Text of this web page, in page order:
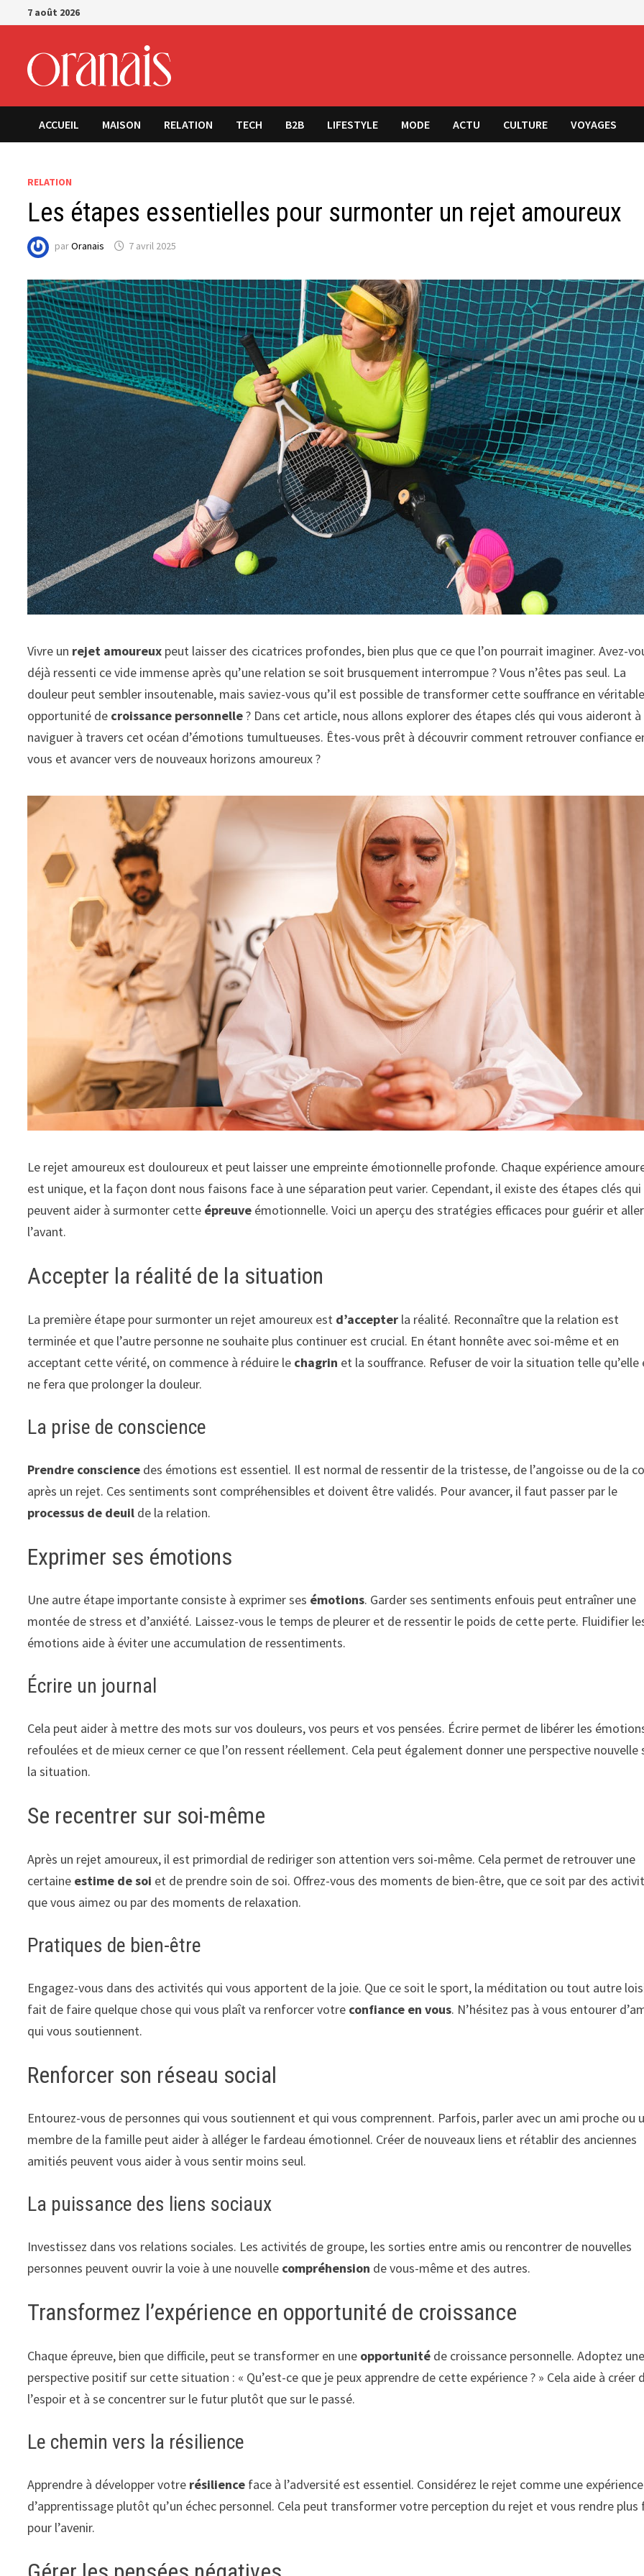
Passer
au
7 août 2026
ACCUEIL MAISON RELATION TECH B2B LIFESTYLE MODE ACTU CULTURE VOYAGES
RELATION
Les étapes essentielles pour surmonter un rejet amoureux
parOranais 7 avril 2025
Vivre un rejet amoureux peut laisser des cicatrices profondes, bien plus que ce que l’on pourrait imaginer. Avez-
déjà ressenti ce vide immense après qu’une relation se soit brusquement interrompue ? Vous n’êtes pas seul. La
douleur peut sembler insoutenable, mais saviez-vous qu’il est possible de transformer cette souffrance en véritable
opportunité de croissance personnelle? Dans cet article, nous allons explorer des étapes clés qui vous aideront à
naviguer à travers cet océan d’émotions tumultueuses. Êtes-vous prêt à découvrir comment retrouver confiance
vous et avancer vers de nouveaux horizons amoureux ?
Le rejet amoureux est douloureux et peut laisser une empreinte émotionnelle profonde. Chaque expérience
est unique, et la façon dont nous faisons face à une séparation peut varier. Cependant, il existe des étapes clés qui
peuvent aider à surmonter cette épreuve émotionnelle. Voici un aperçu des stratégies efficaces pour guérir et
l’avant.
Accepter la réalité de la situation
La première étape pour surmonter un rejet amoureux est d’accepter la réalité. Reconnaître que la relation est
terminée et que l’autre personne ne souhaite plus continuer est crucial. En étant honnête avec soi-même et en
acceptant cette vérité, on commence à réduire le chagrin et la souffrance. Refuser de voir la situation telle qu’elle
ne fera que prolonger la douleur.
La prise de conscience
Prendre conscience des émotions est essentiel. Il est normal de ressentir de la tristesse, de l’angoisse ou de la
après un rejet. Ces sentiments sont compréhensibles et doivent être validés. Pour avancer, il faut passer par le
processus de deuil de la relation.
Exprimer ses émotions
Une autre étape importante consiste à exprimer ses émotions. Garder ses sentiments enfouis peut entraîner une
montée de stress et d’anxiété. Laissez-vous le temps de pleurer et de ressentir le poids de cette perte. Fluidifier
émotions aide à éviter une accumulation de ressentiments.
Écrire un journal
Cela peut aider à mettre des mots sur vos douleurs, vos peurs et vos pensées. Écrire permet de libérer les
refoulées et de mieux cerner ce que l’on ressent réellement. Cela peut également donner une perspective nouvelle
la situation.
Se recentrer sur soi-même
Après un rejet amoureux, il est primordial de rediriger son attention vers soi-même. Cela permet de retrouver une
certaine estime de soi et de prendre soin de soi. Offrez-vous des moments de bien-être, que ce soit par des
que vous aimez ou par des moments de relaxation.
Pratiques de bien-être
Engagez-vous dans des activités qui vous apportent de la joie. Que ce soit le sport, la méditation ou tout autre
fait de faire quelque chose qui vous plaît va renforcer votre confiance en vous. N’hésitez pas à vous entourer
qui vous soutiennent.
Renforcer son réseau social
Entourez-vous de personnes qui vous soutiennent et qui vous comprennent. Parfois, parler avec un ami proche ou
membre de la famille peut aider à alléger le fardeau émotionnel. Créer de nouveaux liens et rétablir des anciennes
amitiés peuvent vous aider à vous sentir moins seul.
La puissance des liens sociaux
Investissez dans vos relations sociales. Les activités de groupe, les sorties entre amis ou rencontrer de nouvelles
personnes peuvent ouvrir la voie à une nouvelle compréhension de vous-même et des autres.
Transformez l’expérience en opportunité de croissance
Chaque épreuve, bien que difficile, peut se transformer en une opportunité de croissance personnelle. Adoptez une
perspective positif sur cette situation : « Qu’est-ce que je peux apprendre de cette expérience ? » Cela aide à créer
l’espoir et à se concentrer sur le futur plutôt que sur le passé.
Le chemin vers la résilience
Apprendre à développer votre résilience face à l’adversité est essentiel. Considérez le rejet comme une expérience
d’apprentissage plutôt qu’un échec personnel. Cela peut transformer votre perception du rejet et vous rendre
pour l’avenir.